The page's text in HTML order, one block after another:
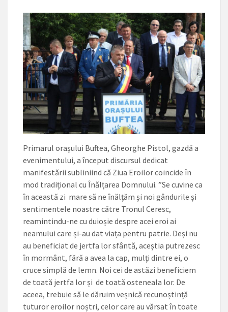
Primarul orașului Buftea, Gheorghe Pistol, gazdă a
evenimentului, a început discursul dedicat
manifestării ­subliniind că Ziua Eroilor coincide în
mod tradițional cu Înălțarea Domnului. ”Se cuvine ca
în această zi mare să ne înălțăm și noi gândurile și
sentimentele noastre către Tronul Ceresc,
reamintindu-ne cu duioșie despre acei eroi ai
neamului care și-au dat viața pentru patrie. Deși nu
au beneficiat de jertfa lor sfântă, aceștia putrezesc
în mormânt, fără a avea la cap, mulți dintre ei, o
cruce simplă de lemn. Noi cei de astăzi beneficiem
de toată jertfa lor și de toată osteneala lor. De
aceea, trebuie să le dăruim veșnică recunoștință
tuturor eroilor noștri, celor care au vărsat în toate